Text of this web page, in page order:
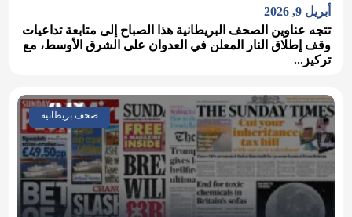
أبريل 9, 2026
تتجه عناوين الصحف البريطانية هذا الصباح إلى متابعة تداعيات
وقف إطلاق النار المعلن في العدوان على الشرق الأوسط، مع
تركيز...
صحف بريطانية